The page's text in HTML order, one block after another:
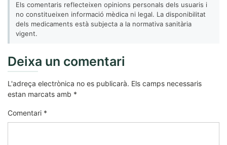
Els comentaris reflecteixen opinions personals dels usuaris i
no constitueixen informació mèdica ni legal. La disponibilitat
dels medicaments està subjecta a la normativa sanitària
vigent.
Deixa un comentari
L'adreça electrònica no es publicarà. Els camps necessaris
estan marcats amb *
Comentari *